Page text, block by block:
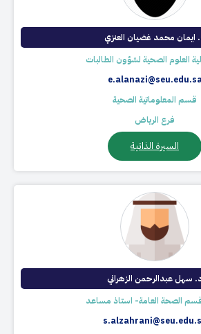
ايمان محمد غضيان العنزي
العلوم الصحية لشؤون الطالبات
قسم المعلوماتية الصحية
فرع الرياض
السيرة الذاتية
سهل عبدالرحمن الزهراني​
الصحة العامة- استاذ مساعد